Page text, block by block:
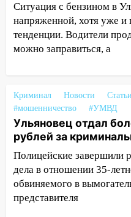
11:12
Соцсети: на
врезался в забор
10:27
Где есть
объявлена
10:00 В
51-летний мужчина
09:50 В
застрял в
09:44 Ульяновские
Ситуация с бензином в
напряженной, хотя уже и
тенденции. Водители
можно заправиться, а
Криминал Новости
Статьи
#мошенничество
#УМВД
Ульяновец отдал
рублей за
Полицейские завершили
дела в отношении 35-
обвиняемого в
представителя